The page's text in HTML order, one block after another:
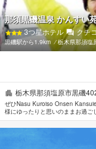
栃木県那須塩原市黒磯
ぜひNasu Kuroiso Onsen
様にゆったりと思いのままお過
しております。 快適なご滞在に
ビス, ビジネスセンター（FAX/写
ゆったりと安らげる空間を演出
ニティをご用意しております。
那須黒磯温泉 かんすい
3つ星ホテル クチ
黒磯駅から1.9km ⁄栃木県那須塩